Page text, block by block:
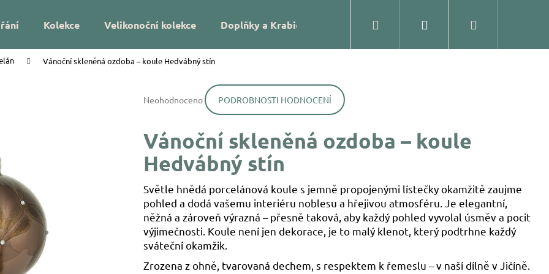
Kolekce Velikonoční kolekce Doplňky a Krabičky Prodejna Kontakty Blog
Přihlášení
Vánoční skleněná ozdoba – koule Hedvábný stín
hodnocení
0,0
5
hvězdiček.
Neohodnoceno PODROBNOSTI HODNOCENÍ
Vánoční skleněná ozdoba – koule
Hedvábný stín
Světle hnědá porcelánová koule s jemně propojenými lístečky okamžitě zaujme
pohled a dodá vašemu interiéru noblesu a hřejivou atmosféru. Je elegantní,
něžná a zároveň výrazná – přesně taková, aby každý pohled vyvolal úsměv a pocit
výjimečnosti. Koule není jen dekorace, je to malý klenot, který podtrhne každý
sváteční okamžik.
Zrozena z ohně, tvarovaná dechem, s respektem k řemeslu – v naší dílně v Jičíně.
Co potřebujete najít?
HLEDAT
NA MÍRU – VÁNOČNÍ SKLENĚNÁ
SE JMÉNEM – HVĚZDIČKY
VÁNOČNÍ SKLENĚNÁ OZDOBA – KOULE
UKRYTÉ LÍSTKY